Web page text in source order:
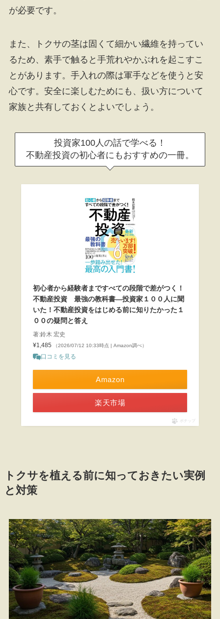
が必要です。
また、トクサの茎は固くて細かい繊維を持ってい
るため、素手で触ると手荒れやかぶれを起こすこ
とがあります。手入れの際は軍手などを使うと安
心です。安全に楽しむためにも、扱い方について
家族と共有しておくとよいでしょう。
投資家100人の話で学べる！
不動産投資の初心者にもおすすめの一冊。
初心者から経験者まですべての段階で差がつく！
不動産投資 最強の教科書―投資家１００人に聞
いた！不動産投資をはじめる前に知りたかった１
００の疑問と答え
著:鈴木 宏史
¥1,485
（2026/07/12 10:33時点 | Amazon調べ）
口コミを見る
Amazon
楽天市場
ポチップ
トクサを植える前に知っておきたい実例
と対策